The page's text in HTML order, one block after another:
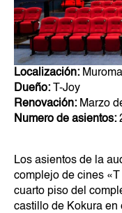
Localización:
Dueño: T-Joy
Renovación: Marzo
Numero de asientos:
Los asientos de la
complejo de cines
cuarto piso del
castillo de Kokura en